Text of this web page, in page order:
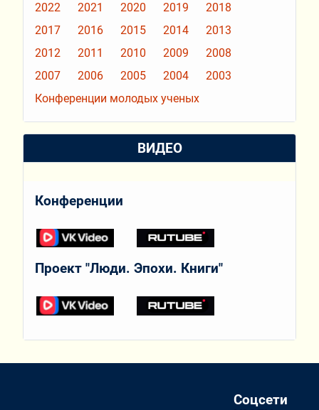
2022
2021 2020 2019
2018
2017
2016 2015 2014
2013
2012
2011 2010 2009
2008
2007
2006 2005 2004
2003
Конференции молодых ученых
ВИДЕО
Конференции
Проект "Люди. Эпохи. Книги"
Соцсети